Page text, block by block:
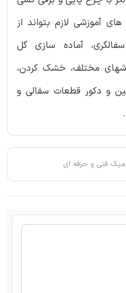
آموزشی لازم بتواند از
آماده سازی گل
مختلف، خشک کردن،
و دکور قطعات سفالی و
فنی و حرفه ای